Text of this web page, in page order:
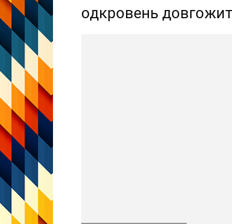
одкровень